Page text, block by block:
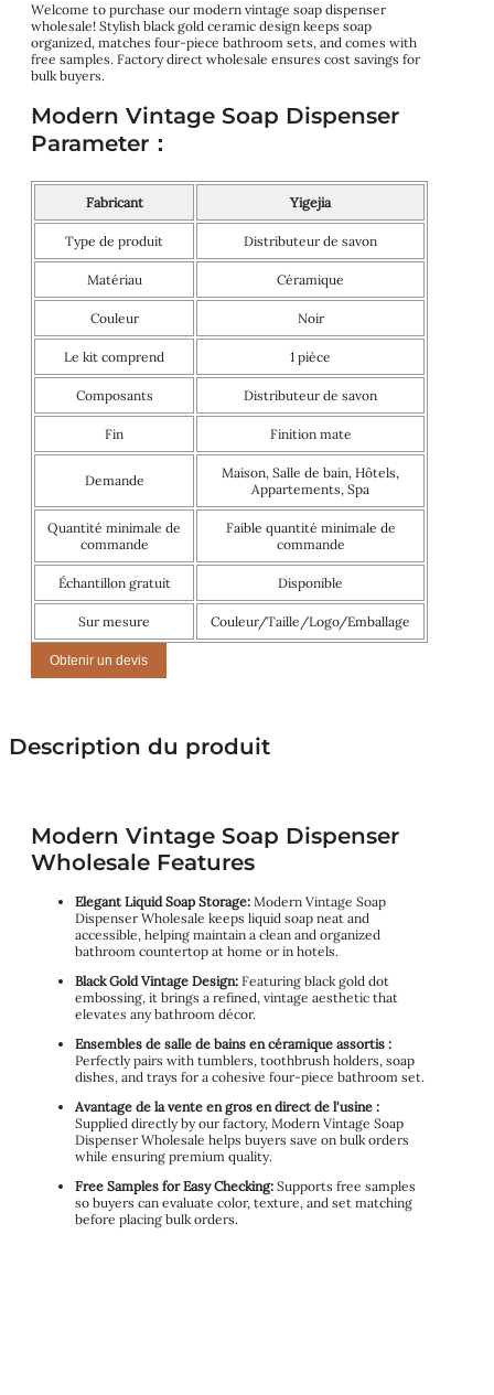
Welcome to purchase our modern vintage soap dispenser
wholesale! Stylish black gold ceramic design keeps soap
organized, matches four-piece bathroom sets, and comes with
free samples. Factory direct wholesale ensures cost savings for
bulk buyers.
Modern Vintage Soap Dispenser
Parameter：
Fabricant Yigejia
Type de produit Distributeur de savon
Matériau Céramique
Couleur Noir
Le kit comprend 1 pièce
Composants Distributeur de savon
Fin Finition mate
Demande
Maison, Salle de bain, Hôtels,
Appartements, Spa
Quantité minimale de
commande
Faible quantité minimale de
commande
Échantillon gratuit Disponible
Sur mesure Couleur/Taille/Logo/Emballage
Obtenir un devis
Description du produit
Modern Vintage Soap Dispenser
Wholesale Features
Elegant Liquid Soap Storage: Modern Vintage Soap
Dispenser Wholesale keeps liquid soap neat and
accessible, helping maintain a clean and organized
bathroom countertop at home or in hotels.
Black Gold Vintage Design: Featuring black gold dot
embossing, it brings a refined, vintage aesthetic that
elevates any bathroom décor.
Ensembles de salle de bains en céramique assortis :
Perfectly pairs with tumblers, toothbrush holders, soap
dishes, and trays for a cohesive four-piece bathroom set.
Avantage de la vente en gros en direct de l'usine :
Supplied directly by our factory, Modern Vintage Soap
Dispenser Wholesale helps buyers save on bulk orders
while ensuring premium quality.
Free Samples for Easy Checking: Supports free samples
so buyers can evaluate color, texture, and set matching
before placing bulk orders.